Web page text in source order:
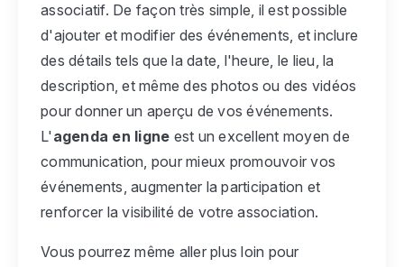
associatif. De façon très simple, il est possible
d'ajouter et modifier des événements, et inclure
des détails tels que la date, l'heure, le lieu, la
description, et même des photos ou des vidéos
pour donner un aperçu de vos événements.
L'agenda en ligne est un excellent moyen de
communication, pour mieux promouvoir vos
événements, augmenter la participation et
renforcer la visibilité de votre association.
Vous pourrez même aller plus loin pour